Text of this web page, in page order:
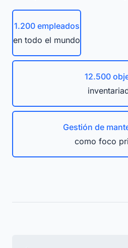
1.200 empleados
en todo el mundo
12.500
Gestión de
como foco